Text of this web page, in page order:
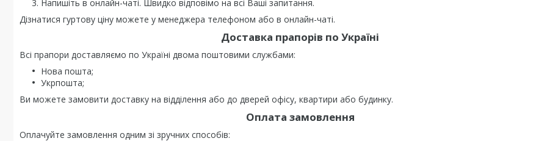
Напишіть в онлайн-чаті. Швидко відповімо на всі Ваші запитання.
Дізнатися гуртову ціну можете у менеджера телефоном або в онлайн-чаті.
Доставка прапорів по Україні
Всі прапори доставляємо по Україні двома поштовими службами:
Нова пошта;
Укрпошта;
Ви можете замовити доставку на відділення або до дверей офісу, квартири або будинку.
Оплата замовлення
Оплачуйте замовлення одним зі зручних способів: